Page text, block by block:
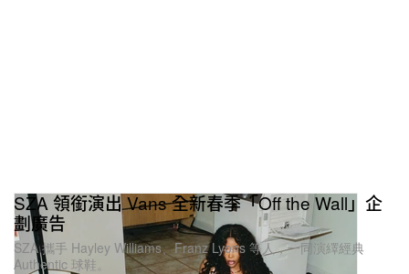
SZA 領銜演出 Vans 全新春季「Off the Wall」企
劃廣告
SZA 攜手 Hayley Williams、Franz Lyons 等人，一同演繹經典
Authentic 球鞋。